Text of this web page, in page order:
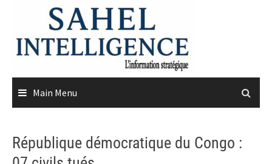
content
Main Menu
République démocratique du Congo :